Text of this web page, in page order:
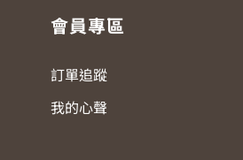
會員專區
訂單追蹤
我的心聲